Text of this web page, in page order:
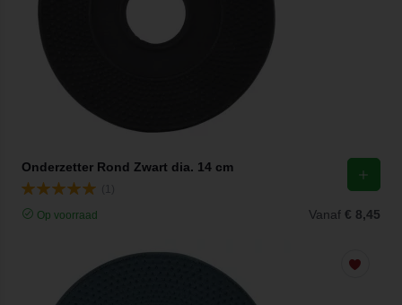
Onderzetter Rond Zwart dia. 14 cm
Op voorraad Vanaf € 8,45